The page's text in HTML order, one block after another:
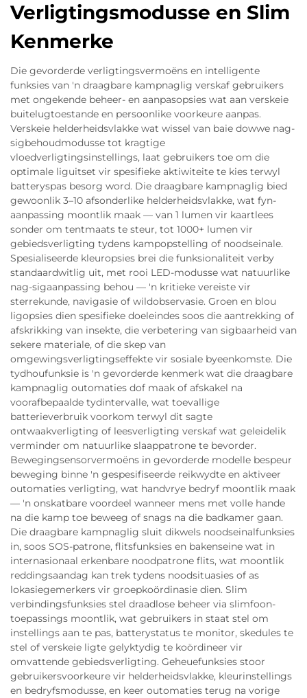
Verligtingsmodusse en Slim
Kenmerke
Die gevorderde verligtingsvermoëns en intelligente
funksies van 'n draagbare kampnaglig verskaf gebruikers
met ongekende beheer- en aanpasopsies wat aan verskeie
buitelugtoestande en persoonlike voorkeure aanpas.
Verskeie helderheidsvlakke wat wissel van baie dowwe nag-
sigbehoudmodusse tot kragtige
vloedverligtingsinstellings, laat gebruikers toe om die
optimale liguitset vir spesifieke aktiwiteite te kies terwyl
batteryspas besorg word. Die draagbare kampnaglig bied
gewoonlik 3–10 afsonderlike helderheidsvlakke, wat fyn-
aanpassing moontlik maak — van 1 lumen vir kaartlees
sonder om tentmaats te steur, tot 1000+ lumen vir
gebiedsverligting tydens kampopstelling of noodseinale.
Spesialiseerde kleuropsies brei die funksionaliteit verby
standaardwitlig uit, met rooi LED-modusse wat natuurlike
nag-sigaanpassing behou — 'n kritieke vereiste vir
sterrekunde, navigasie of wildobservasie. Groen en blou
ligopsies dien spesifieke doeleindes soos die aantrekking of
afskrikking van insekte, die verbetering van sigbaarheid van
sekere materiale, of die skep van
omgewingsverligtingseffekte vir sosiale byeenkomste. Die
tydhoufunksie is 'n gevorderde kenmerk wat die draagbare
kampnaglig outomaties dof maak of afskakel na
voorafbepaalde tydintervalle, wat toevallige
batterieverbruik voorkom terwyl dit sagte
ontwaakverligting of leesverligting verskaf wat geleidelik
verminder om natuurlike slaappatrone te bevorder.
Bewegingsensorvermoëns in gevorderde modelle bespeur
beweging binne 'n gespesifiseerde reikwydte en aktiveer
outomaties verligting, wat handvrye bedryf moontlik maak
— 'n onskatbare voordeel wanneer mens met volle hande
na die kamp toe beweeg of snags na die badkamer gaan.
Die draagbare kampnaglig sluit dikwels noodseinalfunksies
in, soos SOS-patrone, flitsfunksies en bakenseine wat in
internasionaal erkenbare noodpatrone flits, wat moontlik
reddingsaandag kan trek tydens noodsituasies of as
lokasiegemerkers vir groepkoördinasie dien. Slim
verbindingsfunksies stel draadlose beheer via slimfoon-
toepassings moontlik, wat gebruikers in staat stel om
instellings aan te pas, batterystatus te monitor, skedules te
stel of verskeie ligte gelyktydig te koördineer vir
omvattende gebiedsverligting. Geheuefunksies stoor
gebruikersvoorkeure vir helderheidsvlakke, kleurinstellings
en bedryfsmodusse, en keer outomaties terug na vorige